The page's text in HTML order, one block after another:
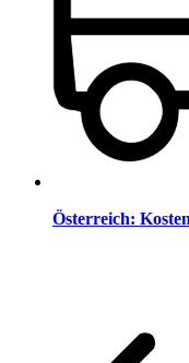
Österreich: